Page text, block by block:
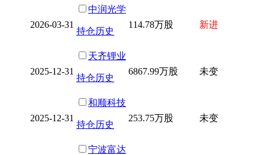
2026-03-31
中润光学
持仓历史
114.78万股 新进
2025-12-31
天齐锂业
持仓历史
6867.99万股 未变
2025-12-31
和顺科技
持仓历史
253.75万股 未变
宁波富达